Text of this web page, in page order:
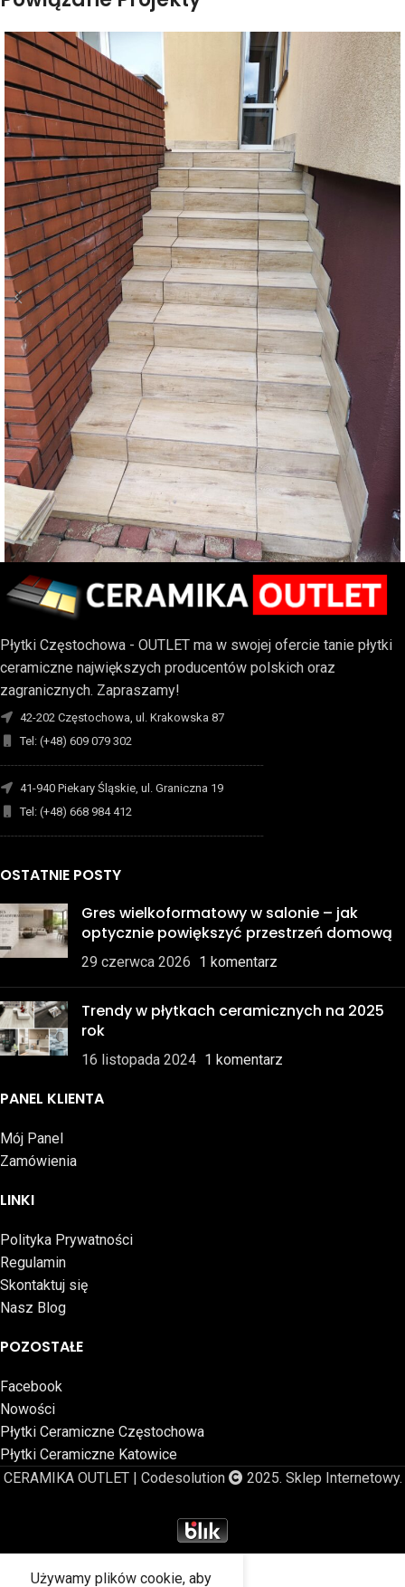
Tarasy i podesty
Kompleksowy remont schodów oraz
Płytki Częstochowa - OUTLET ma w swojej ofercie tanie płytki
ceramiczne największych producentów polskich oraz
zagranicznych. Zapraszamy!
42-202 Częstochowa, ul. Krakowska 87
Tel: (+48) 609 079 302
-------------------------------------------------------------------------
41-940 Piekary Śląskie, ul. Graniczna 19
Tel: (+48) 668 984 412
-------------------------------------------------------------------------
OSTATNIE POSTY
Gres wielkoformatowy w salonie – jak
optycznie powiększyć przestrzeń domową
29 czerwca 2026 1 komentarz
Trendy w płytkach ceramicznych na 2025
rok
16 listopada 2024 1 komentarz
PANEL KLIENTA
Mój Panel
Zamówienia
LINKI
Polityka Prywatności
Regulamin
Skontaktuj się
Nasz Blog
POZOSTAŁE
Facebook
Nowości
Płytki Ceramiczne Częstochowa
Płytki Ceramiczne Katowice
CERAMIKA OUTLET | Codesolution
2025. Sklep Internetowy.
Używamy plików cookie, aby